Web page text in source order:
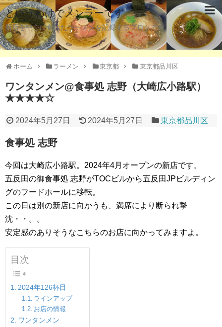
というわけでメンラーです
新店を中心に食べたラーメンを記録するブログです。
ホーム ラーメン 東京都 東京都品川区
ワンタンメン@食事処 志野（大崎広小路駅）
★★★★☆
2024年5月27日 2024年5月27日 東京都品川区
食事処 志野
今回は大崎広小路駅。2024年4月オープンの新店です。
五反田の御食事処 志野がTOCビルから五反田JPビルディン
グのフードホールに移転。
この日は別の新店に向かうも、満席により断られ撃
沈・・。。
安定感のありそうなこちらのお店に向かってみますよ。
目次
2024年126杯目
ラインアップ
お店の情報
ワンタンメン